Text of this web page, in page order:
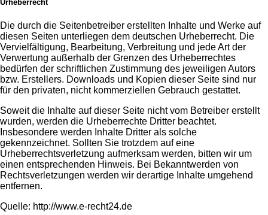
Urheberrecht
Die durch die Seitenbetreiber erstellten Inhalte und Werke auf
diesen Seiten unterliegen dem deutschen Urheberrecht. Die
Vervielfältigung, Bearbeitung, Verbreitung und jede Art der
Verwertung außerhalb der Grenzen des Urheberrechtes
bedürfen der schriftlichen Zustimmung des jeweiligen Autors
bzw. Erstellers. Downloads und Kopien dieser Seite sind nur
für den privaten, nicht kommerziellen Gebrauch gestattet.
Soweit die Inhalte auf dieser Seite nicht vom Betreiber erstellt
wurden, werden die Urheberrechte Dritter beachtet.
Insbesondere werden Inhalte Dritter als solche
gekennzeichnet. Sollten Sie trotzdem auf eine
Urheberrechtsverletzung aufmerksam werden, bitten wir um
einen entsprechenden Hinweis. Bei Bekanntwerden von
Rechtsverletzungen werden wir derartige Inhalte umgehend
entfernen.
Quelle: http://www.e-recht24.de